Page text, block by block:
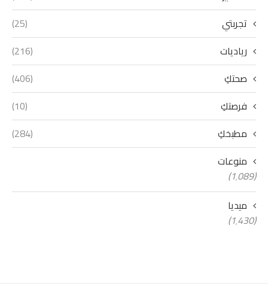
تجربتي
(25)
رياديات
(216)
صحتكِ
(406)
فرصتكِ
(10)
مطبخكِ
(284)
منوعات
(1٬089)
ميديا
(1٬430)